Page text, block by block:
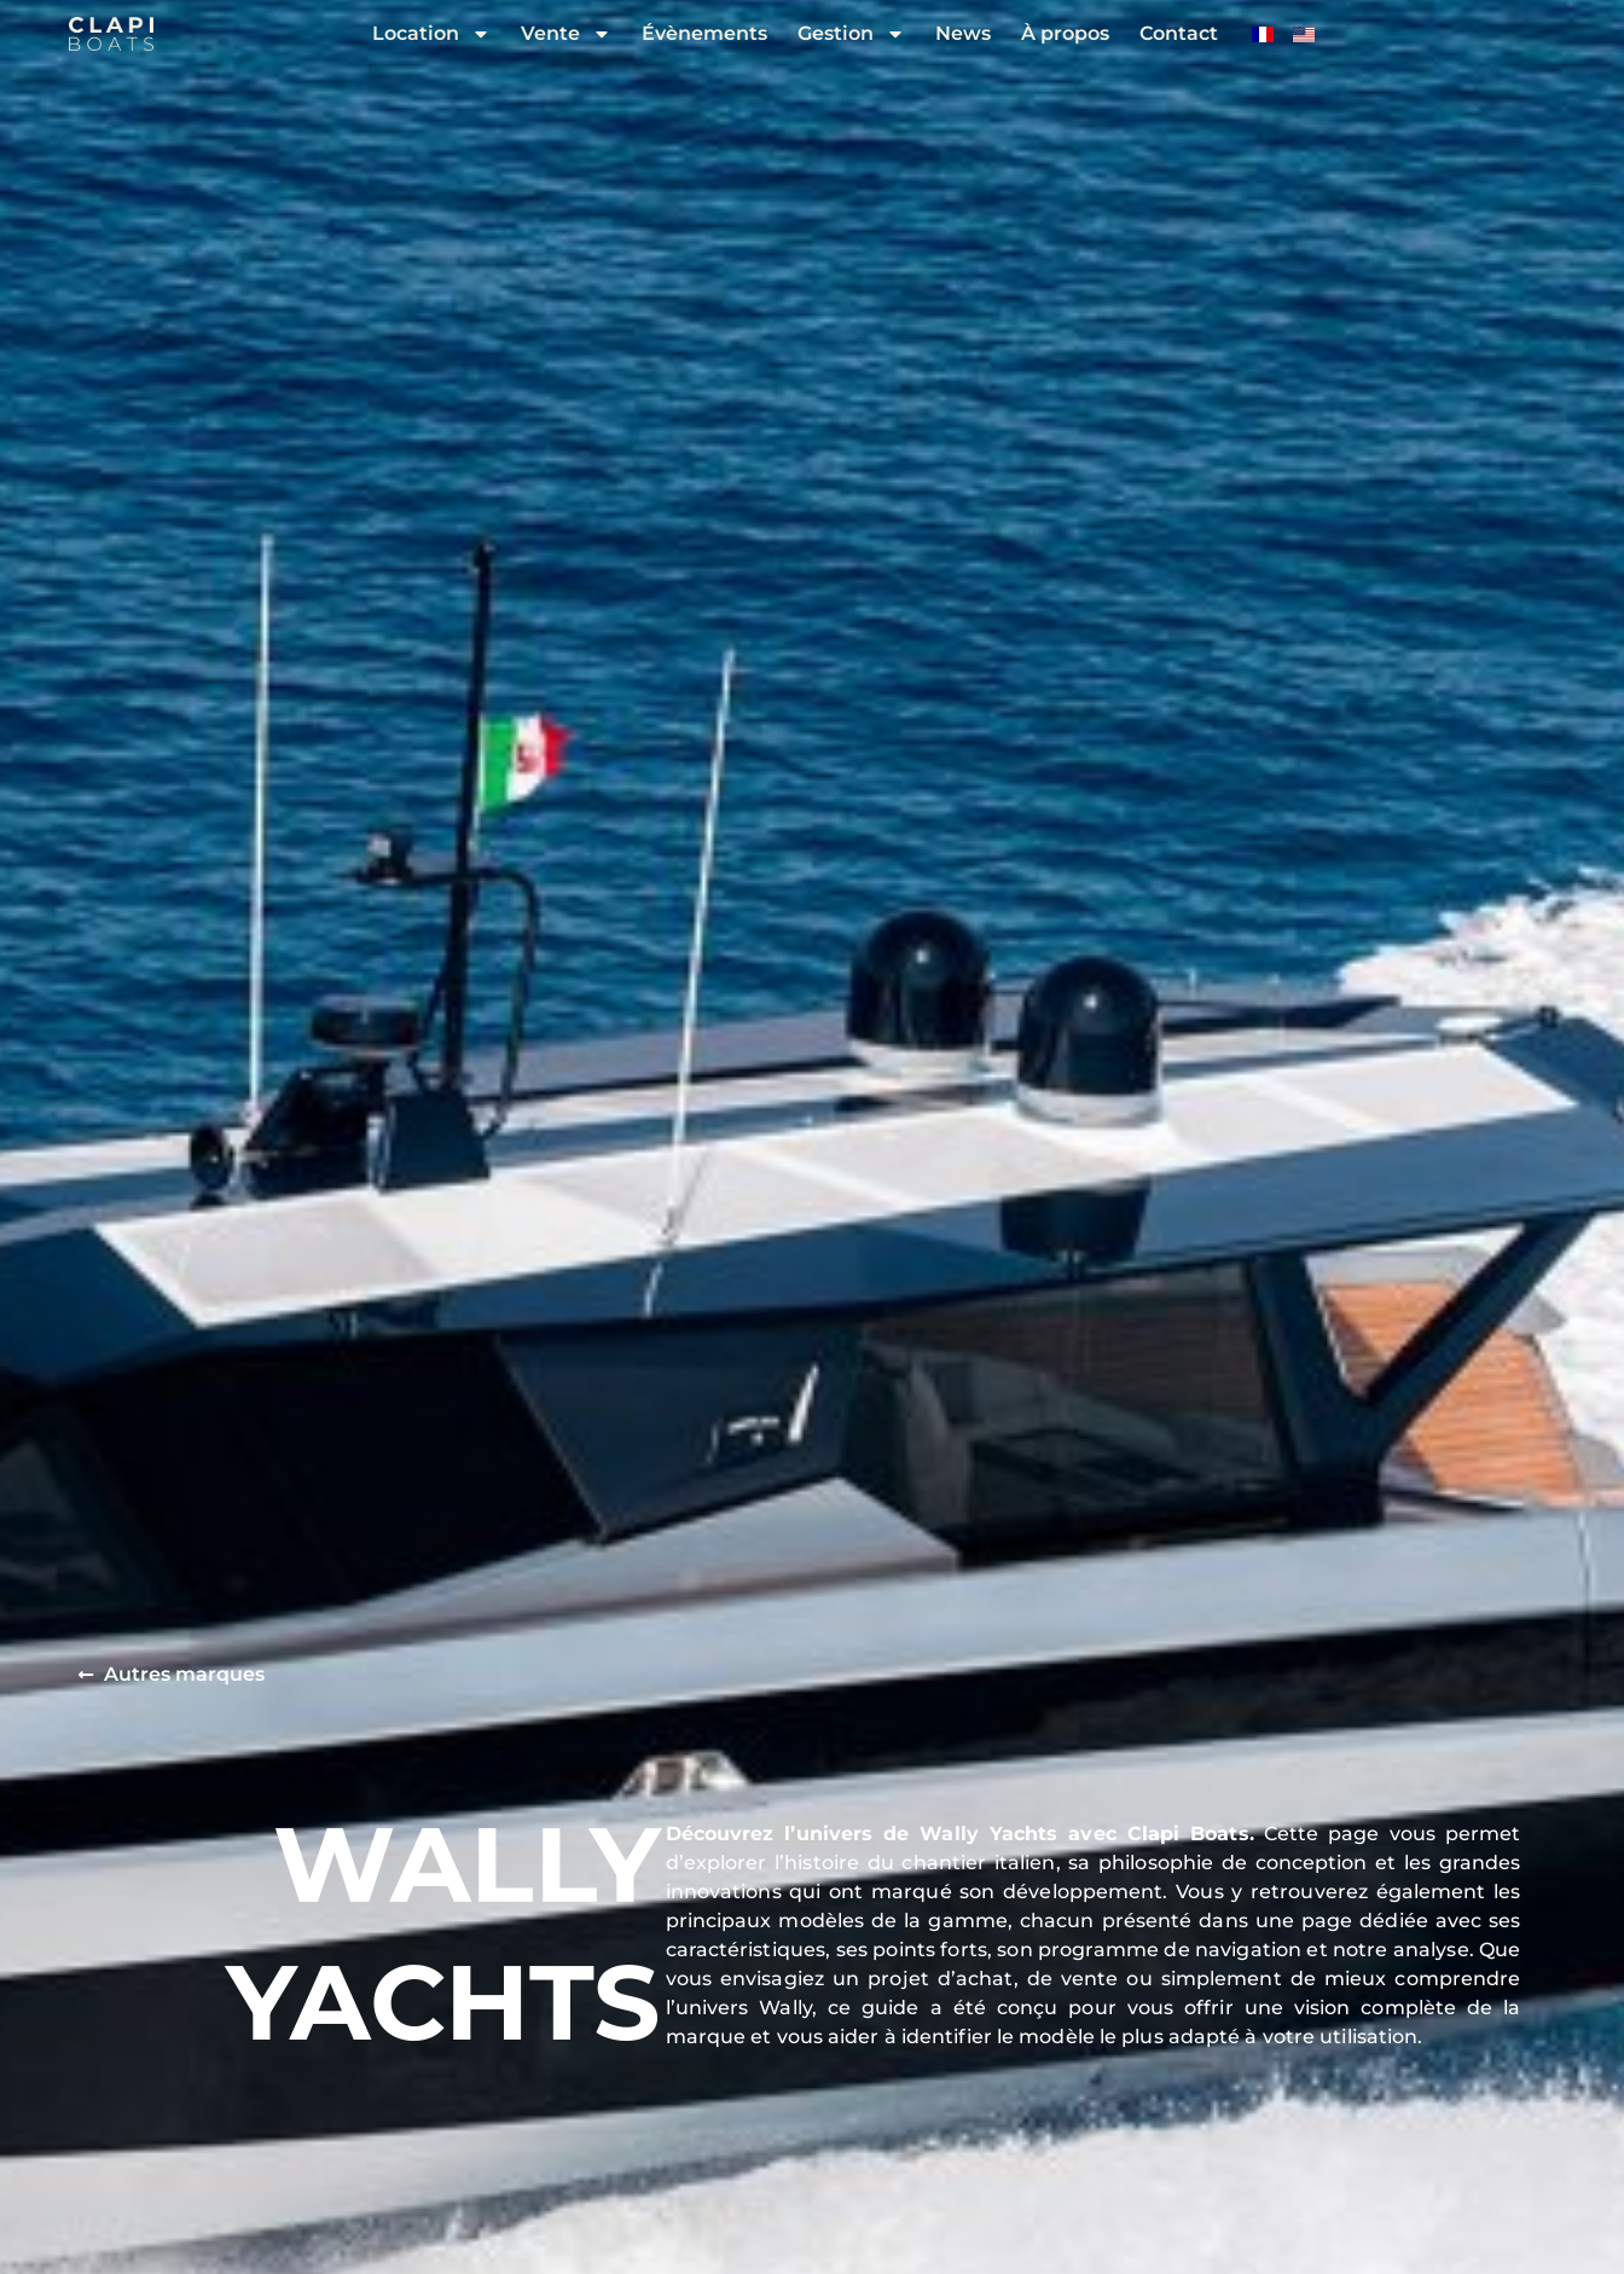
Location Vente Évènements Gestion News À propos Contact
WALLY
YACHTS
Autres marques
Découvrez l’univers de Wally Yachts avec Clapi Boats.Cette page vous permet
d’explorer l’histoire du chantier italien, sa philosophie de conception et les grandes
innovations qui ont marqué son développement. Vous y retrouverez également les
principaux modèles de la gamme, chacun présenté dans une page dédiée avec ses
caractéristiques, ses points forts, son programme de navigation et notre analyse. Que
vous envisagiez un projet d’achat, de vente ou simplement de mieux comprendre
l’univers Wally, ce guide a été conçu pour vous offrir une vision complète de la
marque et vous aider à identifier le modèle le plus adapté à votre utilisation.